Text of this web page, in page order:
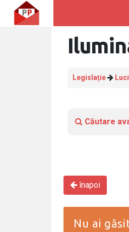
Legislație
Căutare
înapoi
Nu ai